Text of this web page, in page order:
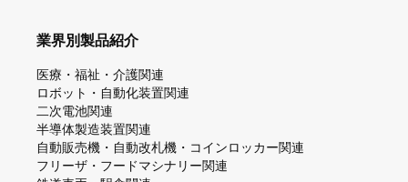
業界別製品紹介
医療・福祉・介護関連
ロボット・自動化装置関連
二次電池関連
半導体製造装置関連
自動販売機・自動改札機・コインロッカー関連
フリーザ・フードマシナリー関連